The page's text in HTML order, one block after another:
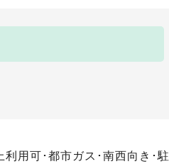
用可･都市ガス･南西向き･駐